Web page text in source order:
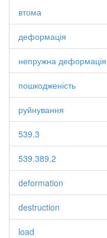
втома
деформація
непружна деформація
пошкодженість
руйнування
539.3
539.389.2
deformation
destruction
load